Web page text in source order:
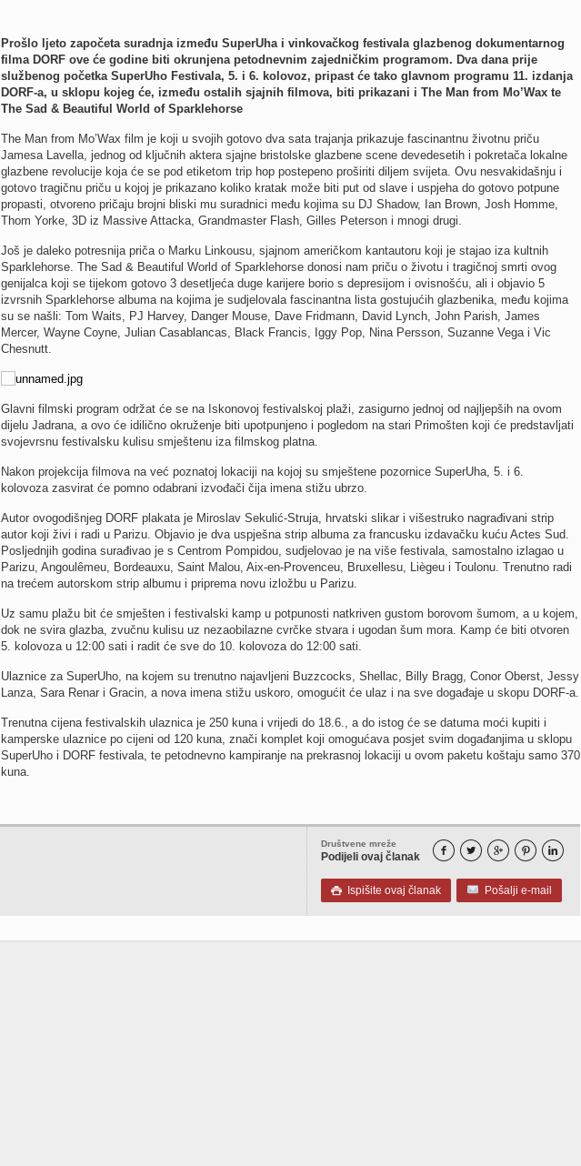
Prošlo ljeto započeta suradnja između SuperUha i vinkovačkog festivala glazbenog dokumentarnog
filma DORF ove će godine biti okrunjena petodnevnim zajedničkim programom. Dva dana prije
službenog početka SuperUho Festivala, 5. i 6. kolovoz, pripast će tako glavnom programu 11. izdanja
DORF-a, u sklopu kojeg će, između ostalih sjajnih filmova, biti prikazani i The Man from Mo’Wax te
The Sad & Beautiful World of Sparklehorse
The Man from Mo’Wax film je koji u svojih gotovo dva sata trajanja prikazuje fascinantnu životnu priču
Jamesa Lavella, jednog od ključnih aktera sjajne bristolske glazbene scene devedesetih i pokretača lokalne
glazbene revolucije koja će se pod etiketom trip hop postepeno proširiti diljem svijeta. Ovu nesvakidašnju i
gotovo tragičnu priču u kojoj je prikazano koliko kratak može biti put od slave i uspjeha do gotovo potpune
propasti, otvoreno pričaju brojni bliski mu suradnici među kojima su DJ Shadow, Ian Brown, Josh Homme,
Thom Yorke, 3D iz Massive Attacka, Grandmaster Flash, Gilles Peterson i mnogi drugi.
Još je daleko potresnija priča o Marku Linkousu, sjajnom američkom kantautoru koji je stajao iza kultnih
Sparklehorse. The Sad & Beautiful World of Sparklehorse donosi nam priču o životu i tragičnoj smrti ovog
genijalca koji se tijekom gotovo 3 desetljeća duge karijere borio s depresijom i ovisnošću, ali i objavio 5
izvrsnih Sparklehorse albuma na kojima je sudjelovala fascinantna lista gostujućih glazbenika, među kojima
su se našli: Tom Waits, PJ Harvey, Danger Mouse, Dave Fridmann, David Lynch, John Parish, James
Mercer, Wayne Coyne, Julian Casablancas, Black Francis, Iggy Pop, Nina Persson, Suzanne Vega i Vic
Chesnutt.
Glavni filmski program održat će se na Iskonovoj festivalskoj plaži, zasigurno jednoj od najljepših na ovom
dijelu Jadrana, a ovo će idilično okruženje biti upotpunjeno i pogledom na stari Primošten koji će predstavljati
svojevrsnu festivalsku kulisu smještenu iza filmskog platna.
Nakon projekcija filmova na već poznatoj lokaciji na kojoj su smještene pozornice SuperUha, 5. i 6.
kolovoza zasvirat će pomno odabrani izvođači čija imena stižu ubrzo.
Autor ovogodišnjeg DORF plakata je Miroslav Sekulić-Struja, hrvatski slikar i višestruko nagrađivani strip
autor koji živi i radi u Parizu. Objavio je dva uspješna strip albuma za francusku izdavačku kuću Actes Sud.
Posljednjih godina surađivao je s Centrom Pompidou, sudjelovao je na više festivala, samostalno izlagao u
Parizu, Angoulêmeu, Bordeauxu, Saint Malou, Aix-en-Provenceu, Bruxellesu, Liègeu i Toulonu. Trenutno radi
na trećem autorskom strip albumu i priprema novu izložbu u Parizu.
Uz samu plažu bit će smješten i festivalski kamp u potpunosti natkriven gustom borovom šumom, a u kojem,
dok ne svira glazba, zvučnu kulisu uz nezaobilazne cvrčke stvara i ugodan šum mora. Kamp će biti otvoren
5. kolovoza u 12:00 sati i radit će sve do 10. kolovoza do 12:00 sati.
Ulaznice za SuperUho, na kojem su trenutno najavljeni Buzzcocks, Shellac, Billy Bragg, Conor Oberst, Jessy
Lanza, Sara Renar i Gracin, a nova imena stižu uskoro, omogućit će ulaz i na sve događaje u skopu DORF-a.
Trenutna cijena festivalskih ulaznica je 250 kuna i vrijedi do 18.6., a do istog će se datuma moći kupiti i
kamperske ulaznice po cijeni od 120 kuna, znači komplet koji omogućava posjet svim događanjima u sklopu
SuperUho i DORF festivala, te petodnevno kampiranje na prekrasnoj lokaciji u ovom paketu koštaju samo 370
kuna.
Društvene mreže
Podijeli ovaj članak     
 Ispišite ovaj članak Pošalji e-mail